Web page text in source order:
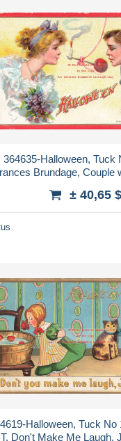
364635-Halloween, Tuck
Brundage, Couple
± 40,65 $
Halloween, Tuck No
Don't Make Me Laugh,